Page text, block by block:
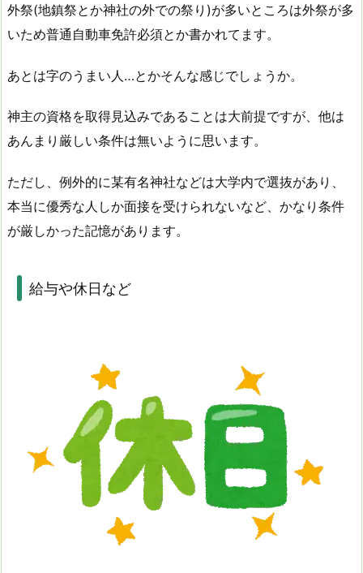
外祭(地鎮祭とか神社の外での祭り)が多いところは外祭が多
いため普通自動車免許必須とか書かれてます。
あとは字のうまい人…とかそんな感じでしょうか。
神主の資格を取得見込みであることは大前提ですが、他は
あんまり厳しい条件は無いように思います。
ただし、例外的に某有名神社などは大学内で選抜があり、
本当に優秀な人しか面接を受けられないなど、かなり条件
が厳しかった記憶があります。
給与や休日など